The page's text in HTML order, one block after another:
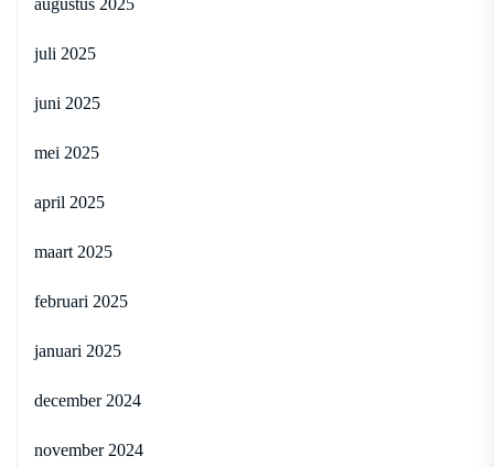
augustus 2025
juli 2025
juni 2025
mei 2025
april 2025
maart 2025
februari 2025
januari 2025
december 2024
november 2024